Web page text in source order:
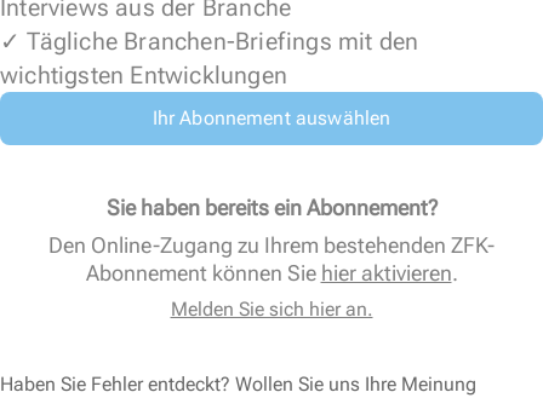
Interviews aus der Branche
✓ Tägliche Branchen-Briefings mit den
wichtigsten Entwicklungen
Ihr Abonnement auswählen
Sie haben bereits ein Abonnement?
Den Online-Zugang zu Ihrem bestehenden ZFK-
Abonnement können Sie hier aktivieren.
Melden Sie sich hier an.
Haben Sie Fehler entdeckt? Wollen Sie uns Ihre Meinung